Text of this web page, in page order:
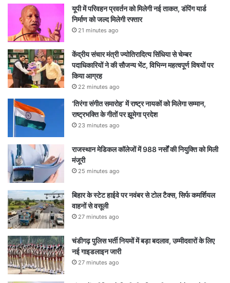
यूपी में परिवहन प्रवर्तन को मिलेगी नई ताकत, डंपिंग यार्ड
निर्माण को जल्द मिलेगी रफ्तार
21 minutes ago
केंद्रीय संचार मंत्री ज्योतिरादित्य सिंधिया से चेम्बर
पदाधिकारियों ने की सौजन्य भेंट, विभिन्न महत्वपूर्ण विषयों पर
किया आग्रह
22 minutes ago
‘तिरंगा संगीत समारोह’ में राष्ट्र नायकों को मिलेगा सम्मान,
राष्ट्रभक्ति के गीतों पर झूमेगा प्रदेश
23 minutes ago
राजस्थान मेडिकल कॉलेजों में 988 नर्सों की नियुक्ति को मिली
मंजूरी
25 minutes ago
बिहार के स्टेट हाईवे पर नवंबर से टोल टैक्स, सिर्फ कमर्शियल
वाहनों से वसूली
27 minutes ago
चंडीगढ़ पुलिस भर्ती नियमों में बड़ा बदलाव, उम्मीदवारों के लिए
नई गाइडलाइन जारी
27 minutes ago